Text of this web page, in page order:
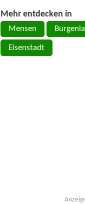
Mehr entdecken in
Mensen
Eisenstadt